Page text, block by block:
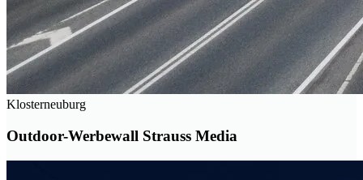
Klosterneuburg
Outdoor-Werbewall Strauss Media